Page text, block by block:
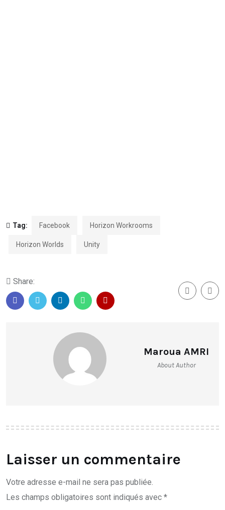
Tag: Facebook Horizon Workrooms
Horizon Worlds Unity
Share:
Maroua AMRI
About Author
Laisser un commentaire
Votre adresse e-mail ne sera pas publiée.
Les champs obligatoires sont indiqués avec *